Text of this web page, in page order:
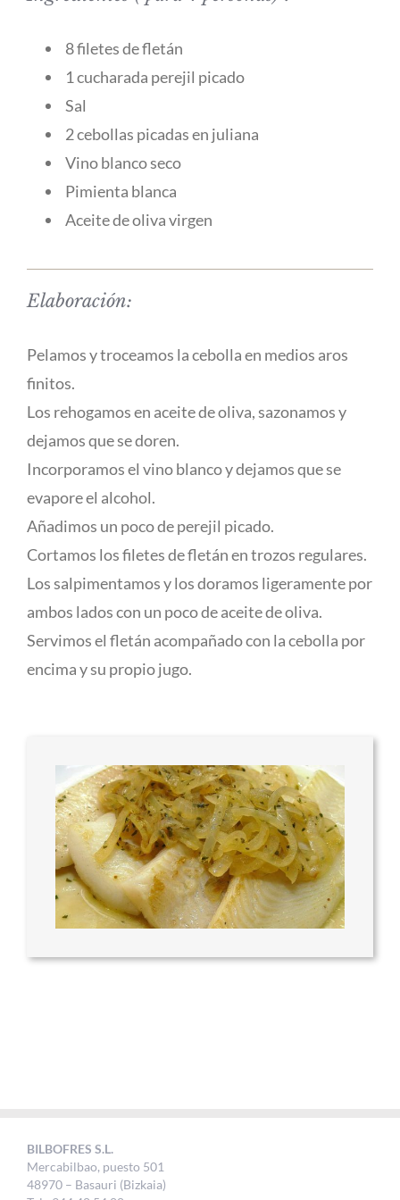
8 filetes de fletán
1 cucharada perejil picado
Sal
2 cebollas picadas en juliana
Vino blanco seco
Pimienta blanca
Aceite de oliva virgen
Elaboración:
Pelamos y troceamos la cebolla en medios aros
finitos.
Los rehogamos en aceite de oliva, sazonamos y
dejamos que se doren.
Incorporamos el vino blanco y dejamos que se
evapore el alcohol.
Añadimos un poco de perejil picado.
Cortamos los filetes de fletán en trozos regulares.
Los salpimentamos y los doramos ligeramente por
ambos lados con un poco de aceite de oliva.
Servimos el fletán acompañado con la cebolla por
encima y su propio jugo.
BILBOFRES S.L.
Mercabilbao, puesto 501
48970 – Basauri (Bizkaia)